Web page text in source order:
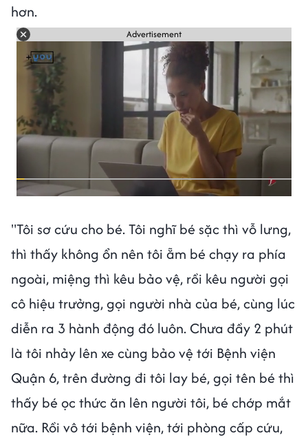
hơn.
Advertisement
"Tôi sơ cứu cho bé. Tôi nghĩ bé sặc thì vỗ lưng,
thì thấy không ổn nên tôi ẵm bé chạy ra phía
ngoài, miệng thì kêu bảo vệ, rồi kêu người gọi
cô hiệu trưởng, gọi người nhà của bé, cùng lúc
diễn ra 3 hành động đó luôn. Chưa đầy 2 phút
là tôi nhảy lên xe cùng bảo vệ tới Bệnh viện
Quận 6, trên đường đi tôi lay bé, gọi tên bé thì
thấy bé ọc thức ăn lên người tôi, bé chớp mắt
nữa. Rồi vô tới bệnh viện, tới phòng cấp cứu,